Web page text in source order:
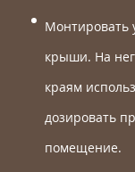
Монтировать
крыши. На
краям
дозировать
помещение.